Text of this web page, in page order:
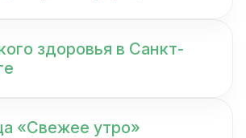
здоровья в Санкт-
«Свежее утро»